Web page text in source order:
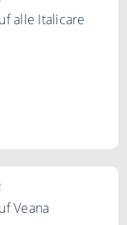
alle Italicare
Veana